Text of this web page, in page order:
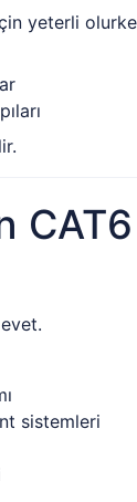
yeterli
sistemleri